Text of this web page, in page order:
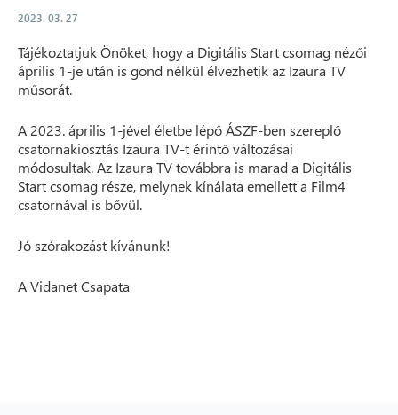
2023. 03. 27
Tájékoztatjuk Önöket, hogy a Digitális Start csomag nézői
április 1-je után is gond nélkül élvezhetik az Izaura TV
műsorát.
A 2023. április 1-jével életbe lépő ÁSZF-ben szereplő
csatornakiosztás Izaura TV-t érintő változásai
módosultak. Az Izaura TV továbbra is marad a Digitális
Start csomag része, melynek kínálata emellett a Film4
csatornával is bővül.
Jó szórakozást kívánunk!
A Vidanet Csapata